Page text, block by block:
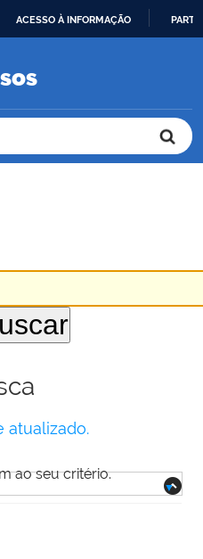
O
ACESSO À INFORMAÇÃO
atualizado.
ao seu critério.